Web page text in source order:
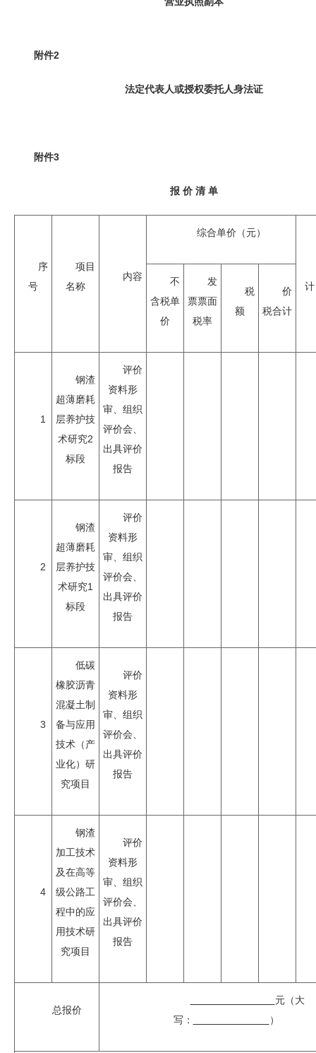
附件2
法定代表人或授权委托人身法证
附件3
报 价 清 单
序
号
项目
名称
内容
综合单价（元）
不
含税单
价
发
票票面
税率
税
额
价
税合计
1
钢渣
超薄磨耗
层养护技
术研究2
标段
评价
资料形
审、组织
评价会、
出具评价
报告
2
钢渣
超薄磨耗
层养护技
术研究1
标段
评价
资料形
审、组织
评价会、
出具评价
报告
3
低碳
橡胶沥青
混凝土制
备与应用
技术（产
业化）研
究项目
评价
资料形
审、组织
评价会、
出具评价
报告
4
钢渣
加工技术
及在高等
级公路工
程中的应
用技术研
究项目
评价
资料形
审、组织
评价会、
出具评价
报告
总报价
元（大
写：
）